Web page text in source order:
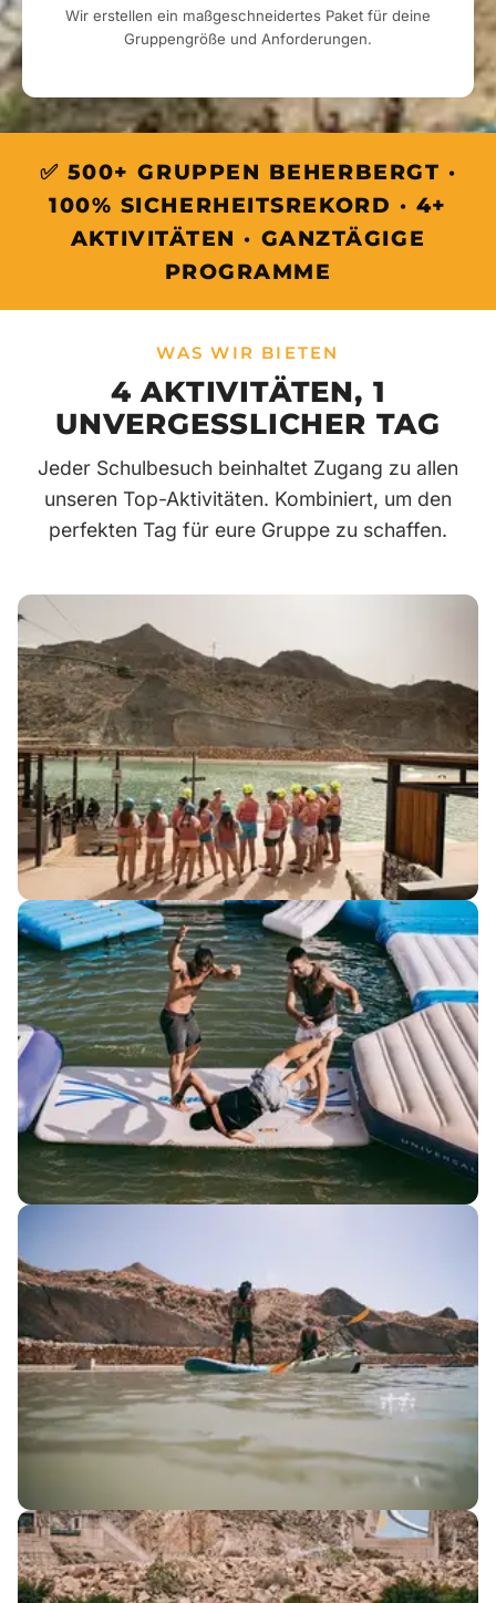
Wir erstellen ein maßgeschneidertes Paket für deine
Gruppengröße und Anforderungen.
✅ 500+ GRUPPEN BEHERBERGT ·
100% SICHERHEITSREKORD · 4+
AKTIVITÄTEN · GANZTÄGIGE
PROGRAMME
WAS WIR BIETEN
4 AKTIVITÄTEN, 1
UNVERGESSLICHER TAG
Jeder Schulbesuch beinhaltet Zugang zu allen
unseren Top-Aktivitäten. Kombiniert, um den
perfekten Tag für eure Gruppe zu schaffen.
WAKEBOARDING
Trainersessions auf unserem 2-Umlauf-Anfänger-
Kabel. Ganze Ausrüstung bereitgestellt. Keine
Erfahrung notwendig.
+20 Hindernisse, +3000 Meter Spaß.
Österreichische PMC Splash Made Strecke für
200+ Personen.
KAJAK & SUP
Erkunde den See mit Kajak oder Stand-Up